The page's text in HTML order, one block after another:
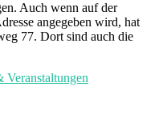
Auch wenn auf der
angegeben wird, hat
77. Dort sind auch die
Veranstaltungen